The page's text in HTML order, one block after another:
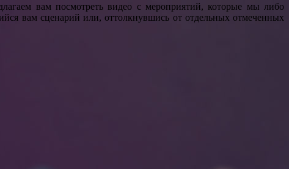
вам посмотреть видео с мероприятий, которые мы либо
вам сценарий или, оттолкнувшись от отдельных отмеченных